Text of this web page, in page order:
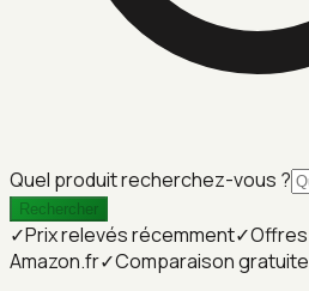
Quel produit recherchez-vous ?
Rechercher
✓Prix relevés récemment✓Offres
Amazon.fr✓Comparaison gratuite